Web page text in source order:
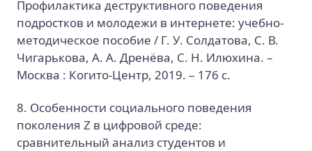
Профилактика деструктивного поведения
подростков и молодежи в интернете: учебно-
методическое пособие / Г. У. Солдатова, С. В.
Чигарькова, А. А. Дренёва, С. Н. Илюхина. –
Москва : Когито-Центр, 2019. – 176 с.
8. Особенности социального поведения
поколения Z в цифровой среде:
сравнительный анализ студентов и